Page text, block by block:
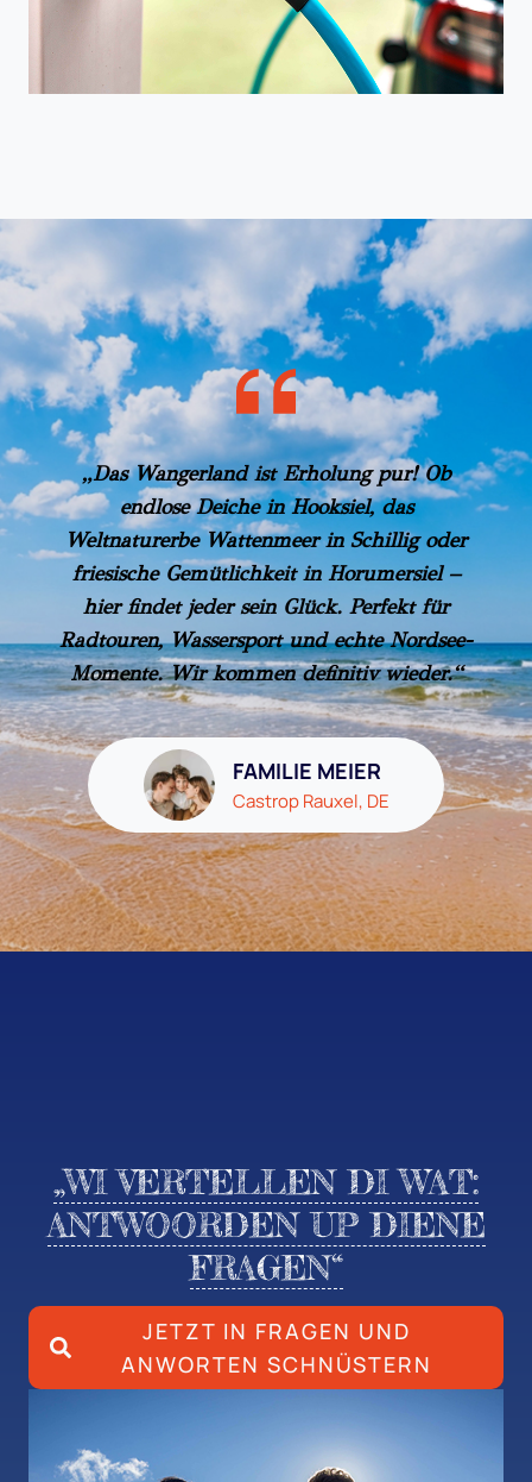
„Das Wangerland ist Erholung pur! Ob
endlose Deiche in Hooksiel, das
Weltnaturerbe Wattenmeer in Schillig oder
friesische Gemütlichkeit in Horumersiel –
hier findet jeder sein Glück. Perfekt für
Radtouren, Wassersport und echte Nordsee-
Momente. Wir kommen definitiv wieder.“
FAMILIE MEIER
Castrop Rauxel, DE
„WI VERTELLEN DI WAT:
ANTWOORDEN UP DIENE
FRAGEN“
JETZT IN FRAGEN UND
ANWORTEN SCHNÜSTERN